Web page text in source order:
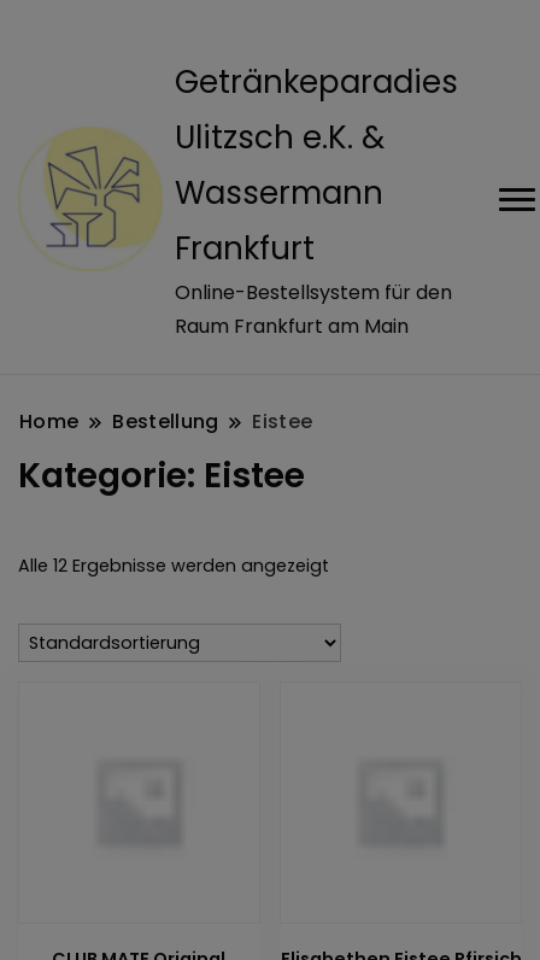
Getränkeparadies
Ulitzsch e.K. &
Wassermann
Frankfurt
Online-Bestellsystem für den
Raum Frankfurt am Main
Home Bestellung Eistee
Kategorie: Eistee
Alle 12 Ergebnisse werden angezeigt